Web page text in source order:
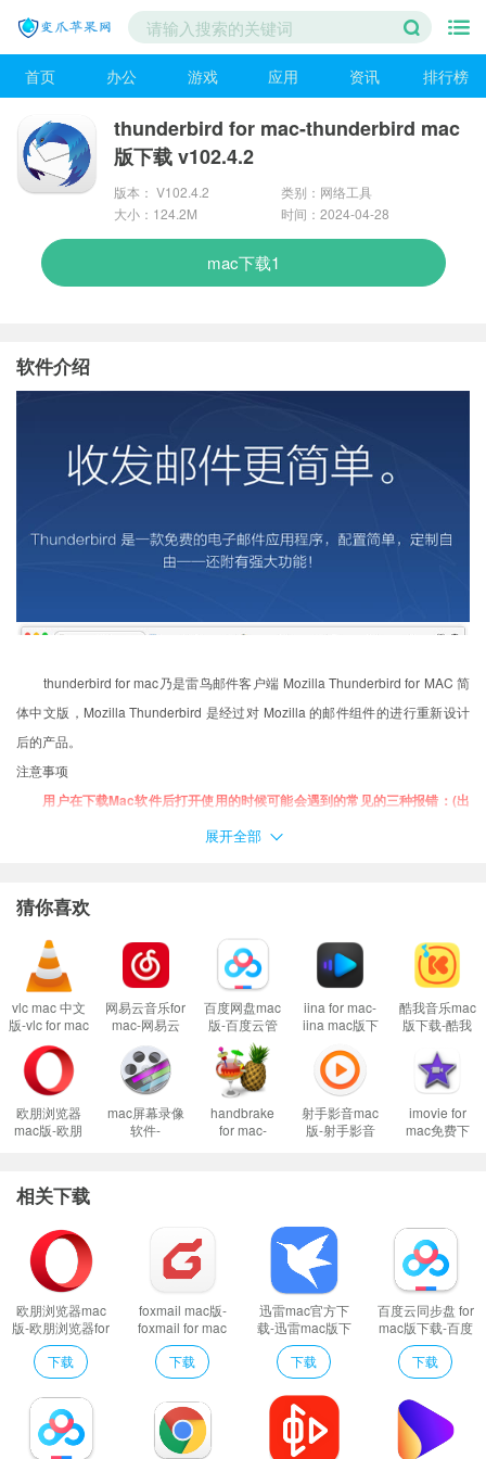
首页 办公 游戏 应用 资讯 排行榜
thunderbird for mac-thunderbird mac
版下载 v102.4.2
版本： V102.4.2
类别：网络工具
大小：124.2M
时间：2024-04-28
mac下载1
软件介绍
thunderbird for mac乃是雷鸟邮件客户端 Mozilla Thunderbird for MAC 简
体中文版，Mozilla Thunderbird 是经过对 Mozilla 的邮件组件的进行重新设计
后的产品。
注意事项
用户在下载Mac软件后打开使用的时候可能会遇到的常见的三种报错：(出
现报错请大家务必一步一步耐心仔细看完下面的内容！！！)
打不开XX软件，因为Apple无法检查其是否包含恶意软件
当你遇到上述问题的时候：
1、首先这样设置试试：
开启任何来源
到这里一般情况下应用都可以运行了。
然而有的应用开启了任何来源还是不行，这是因为苹果进一步收缩了对未
签名应用的权限，这时候就需要通过过“终端”执行命令行代码来绕过应用签名认
证。
2、执行命令绕过苹果的公证Gatekeeper：
Mac打开应用提示已损坏怎么办
以上操作如果还不能解决，那就需要关闭SIP系统完整性保护才可以了。
软件特色
Thunderbird mac版的目标是为那些还在使用没有整合邮件功能的单独浏览
器或者需要一个高效的邮件客户端的用户提供一个跨平台的邮件解决方案。另
外，由于完全专注于单独邮件客户端的开发，开发者可以摒弃其他那些不需要
的组件，尽最大可能把这个客户端程序做完美。与以前作为Mozilla浏览器的邮
件组件的时候相比，现在这款单独客户端程序的界面要整洁许多。
展开全部
猜你喜欢
vlc mac 中文
版-vlc for mac
下载
v3.0.17.3
网易云音乐for
mac-网易云
载
v2.3.11.900
百度网盘mac
版-百度云管
家mac版下载
v4.14.8
iina for mac-
iina mac版下
酷我音乐mac
版下载-酷我
下载 v1.7.0
欧朋浏览器
mac版-欧朋
mac屏幕录像
软件-
handbrake
for mac-
射手影音mac
版-射手影音
imovie for
mac免费下
相关下载
欧朋浏览器mac
版-欧朋浏览器for
mac下载
v92.0.4561.33
下载
foxmail mac版-
foxmail for mac
下载
v1.5.6.94576
下载
迅雷mac官方下
载-迅雷mac版下
载 v5.0.3.65598
下载
百度云同步盘 for
mac版下载-百度
云mac版下载
v4.14.8
下载